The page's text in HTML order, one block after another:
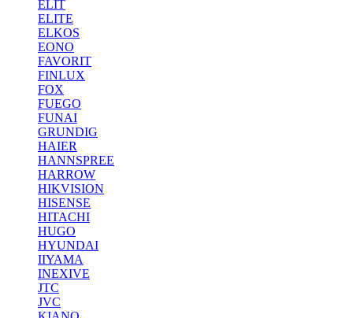
ELIT
ELITE
ELKOS
EONO
FAVORIT
FINLUX
FOX
FUEGO
FUNAI
GRUNDIG
HAIER
HANNSPREE
HARROW
HIKVISION
HISENSE
HITACHI
HUGO
HYUNDAI
IIYAMA
INEXIVE
JTC
JVC